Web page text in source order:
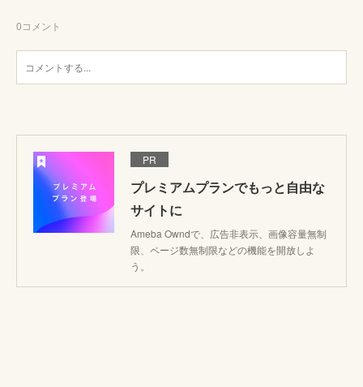
0コメント
PR
プレミアムプランでもっと自由な
サイトに
Ameba Owndで、広告非表示、画像容量無制
限、ページ数無制限などの機能を開放しよ
う。